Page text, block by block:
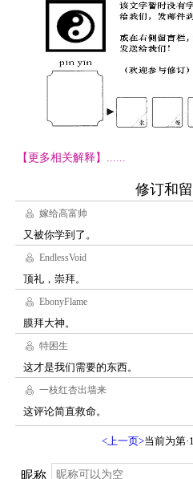
【更多相关解释】......